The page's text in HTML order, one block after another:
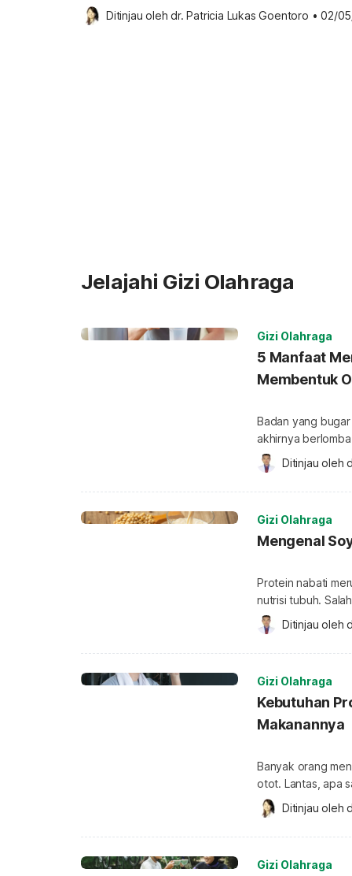
olahraga pada pagi hari. Lantas, manakah yang
olahraga? Apakah sebaiknya sarapan dulu sebelum
Ditinjau oleh dr. Patricia Lukas Goentoro • 02/
Jelajahi Gizi Olahraga
Gizi Olahraga
5 Manfaat
Membentuk
Badan yang
akhirnya
membentuk otot.
rutin
bagi tubuh Anda?
Ditinjau oleh
Gizi Olahraga
Mengenal
Protein nabati
nutrisi tubuh.
protein disebut
sumber
Protein soya
Ditinjau oleh
Gizi Olahraga
Kebutuhan
Makanannya
Banyak orang
otot. Lantas, apa
yang harus Anda penuhi?
untuk kekuatan
penting dalam
Ditinjau oleh
Gizi Olahraga